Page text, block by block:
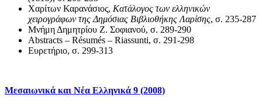
Χαρίτων Καρανάσιος, Κατάλογος των ελληνικών
χειρογράφων της Δημόσιας Βιβλιοθήκης Λαρίσης, σ. 235-287
Μνήμη Δημητρίου Ζ. Σοφιανού, σ. 289-290
Abstracts – Résumés – Riassunti, σ. 291-298
Ευρετήριο, σ. 299-313
Μεσαιωνικά και Νέα Ελληνικά 9 (2008)